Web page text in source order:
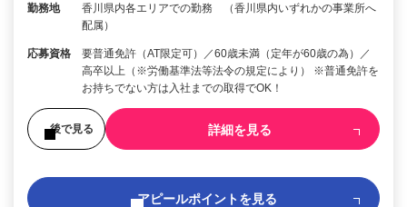
勤務地
香川県内各エリアでの勤務 （香川県内いずれかの事業所へ
配属）
応募資格
要普通免許（AT限定可）／60歳未満（定年が60歳の為）／
高卒以上（※労働基準法等法令の規定により） ※普通免許を
お持ちでない方は入社までの取得でOK！
後で見る 詳細を見る
アピールポイントを見る